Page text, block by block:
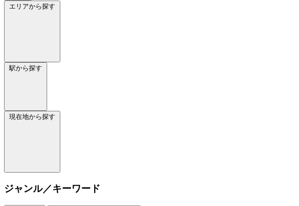
エリアから探す
駅から探す
現在地から探す
ジャンル／キーワード